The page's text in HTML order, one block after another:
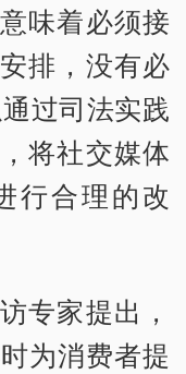
味着必须接
排，没有必
过司法实践
将社交媒体
行合理的改
家提出，
为消费者提